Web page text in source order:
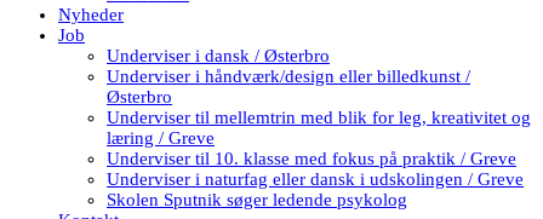
Nyheder
Job
Underviser i dansk / Østerbro
Underviser i håndværk/design eller billedkunst /
Østerbro
Underviser til mellemtrin med blik for leg, kreativitet og
læring / Greve
Underviser til 10. klasse med fokus på praktik / Greve
Underviser i naturfag eller dansk i udskolingen / Greve
Skolen Sputnik søger ledende psykolog